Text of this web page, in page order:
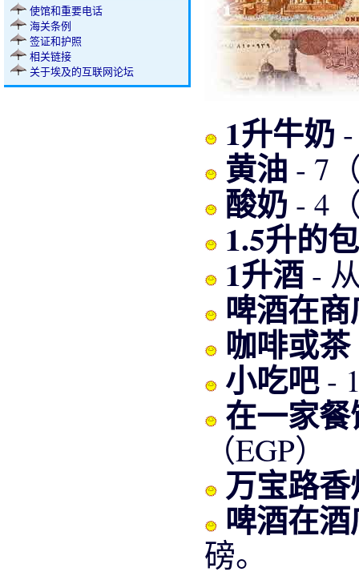
使馆和重要电话
海关条例
签证和护照
相关链接
关于埃及的互联网论坛
1升牛奶
黄油 - 7
酸奶 - 4
1.5升的
1升酒 -
啤酒在
咖啡或茶
小吃吧-
在一家
（EGP）
万宝路
啤酒在
磅。